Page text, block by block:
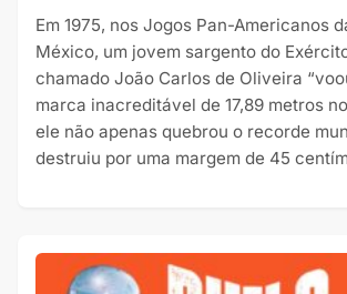
Em 1975, nos Jogos Pan-Americanos
México, um jovem sargento do
chamado João Carlos de Oliveira
marca inacreditável de 17,89 metros
ele não apenas quebrou o recorde
destruiu por uma margem de 45